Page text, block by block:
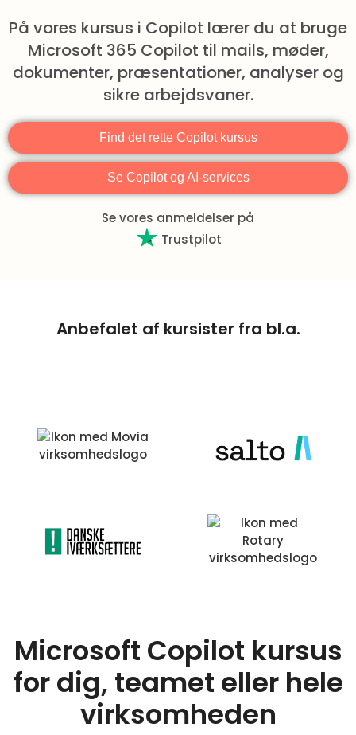
På vores kursus i Copilot lærer du at bruge
Microsoft 365 Copilot til mails, møder,
dokumenter, præsentationer, analyser og
sikre arbejdsvaner.
Find det rette Copilot kursus
Se Copilot og AI-services
Se vores anmeldelser på
Trustpilot
Anbefalet af kursister fra bl.a.
Microsoft Copilot kursus
for dig, teamet eller hele
virksomheden